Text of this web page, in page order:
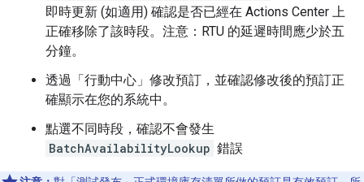
即時更新 (如適用) 確認是否已經在 Actions Center 上
正確移除了該時段。注意：RTU 的延遲時間應少於五
分鐘。
透過「行動中心」修改預訂，並確認修改後的預訂正
確顯示在您的系統中。
點選不同時段，確認不會發生
BatchAvailabilityLookup 錯誤